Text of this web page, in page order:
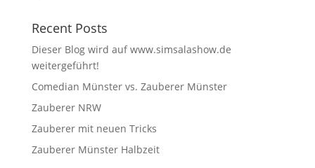
Recent Posts
Dieser Blog wird auf www.simsalashow.de
weitergeführt!
Comedian Münster vs. Zauberer Münster
Zauberer NRW
Zauberer mit neuen Tricks
Zauberer Münster Halbzeit